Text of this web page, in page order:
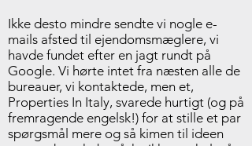
Ikke desto mindre sendte vi nogle e-
mails afsted til ejendomsmæglere, vi
havde fundet efter en jagt rundt på
Google. Vi hørte intet fra næsten alle de
bureauer, vi kontaktede, men et,
Properties In Italy, svarede hurtigt (og på
fremragende engelsk!) for at stille et par
spørgsmål mere og så kimen til ideen